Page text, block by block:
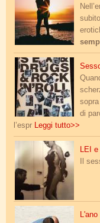
sex_drugs_rock.jpg
di
l’espr Leggi tutto>>
LEI
Il
ano_di_sabbia.jpgL'ano